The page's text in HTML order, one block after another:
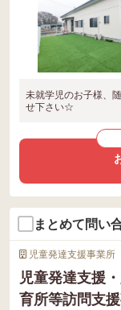
未就学児のお子様、
せ下さい☆
まとめて問い
児童発達支援事業所
児童発達支援
育所等訪問支